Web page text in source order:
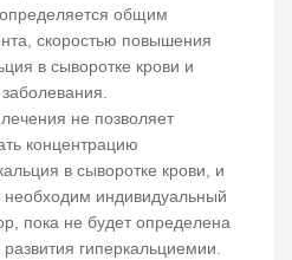
общим
скоростью повышения
в сыворотке крови и
не позволяет
концентрацию
в сыворотке крови, и
необходим индивидуальный
пока не будет определена
гиперкальциемии.